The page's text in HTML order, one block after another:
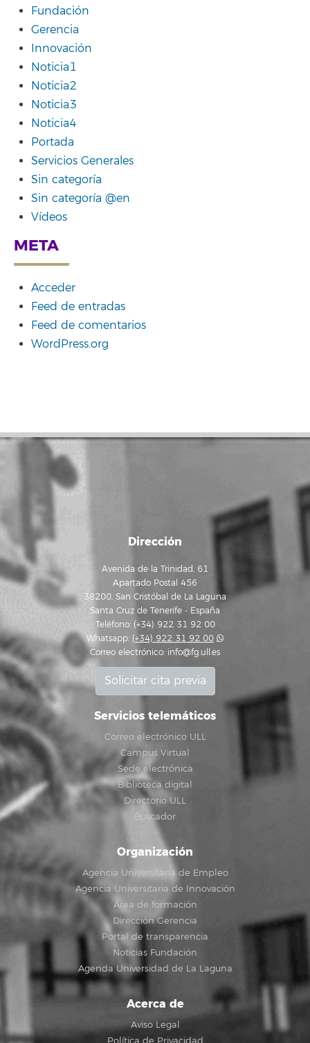
Fundación
Gerencia
Innovación
Noticia1
Noticia2
Noticia3
Noticia4
Portada
Servicios Generales
Sin categoría
Sin categoría @en
Vídeos
META
Acceder
Feed de entradas
Feed de comentarios
WordPress.org
Dirección
Avenida de la Trinidad, 61
Apartado Postal 456
38200, San Cristóbal de La Laguna
Santa Cruz de Tenerife - España
Teléfono: (+34) 922 31 92 00
Whatsapp: (+34) 922 31 92 00
Correo electrónico: info@fg.ull.es
Solicitar cita previa
Servicios telemáticos
Correo electrónico ULL
Campus Virtual
Sede electrónica
Biblioteca digital
Directorio ULL
Buscador
Organización
Agencia Universitaria de Empleo
Agencia Universitaria de Innovación
Área de formación
Dirección Gerencia
Portal de transparencia
Noticias Fundación
Agenda Universidad de La Laguna
Acerca de
Aviso Legal